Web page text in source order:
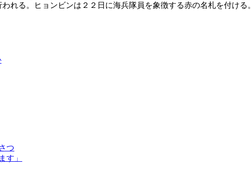
れる。ヒョンビンは２２日に海兵隊員を象徴する赤の名札を付ける。
つ
す」